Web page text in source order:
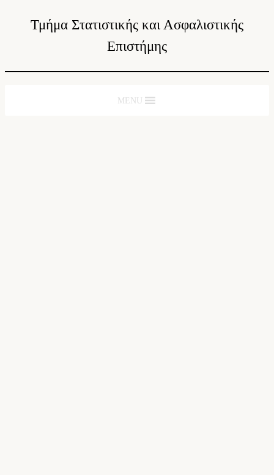
Τμήμα Στατιστικής και Ασφαλιστικής
Επιστήμης
MENU